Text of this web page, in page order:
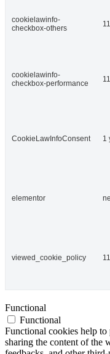
cookielawinfo-
checkbox-others
cookielawinfo-
checkbox-performance
CookieLawInfoConsent 1
elementor
viewed_cookie_policy
Functional
Functional
Functional cookies help
sharing the content of the